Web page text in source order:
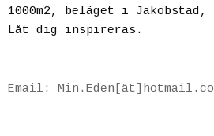
1000m2, beläget i
Låt dig inspireras.
Email: